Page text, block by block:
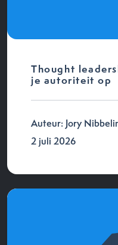
Thought
je autoriteit op
Auteur: Jory
2 juli 2026